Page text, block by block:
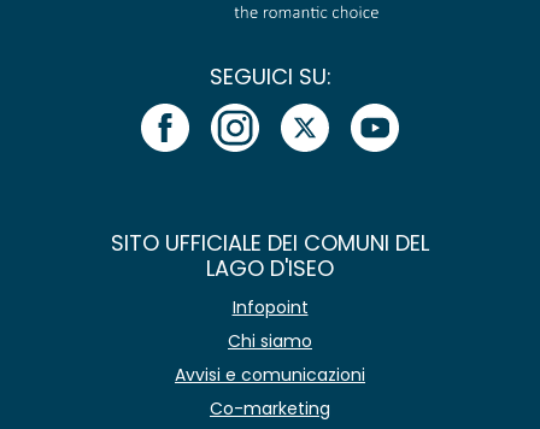
SEGUICI SU:
SITO UFFICIALE DEI COMUNI DEL
LAGO D'ISEO
Infopoint
Chi siamo
Avvisi e comunicazioni
Co-marketing